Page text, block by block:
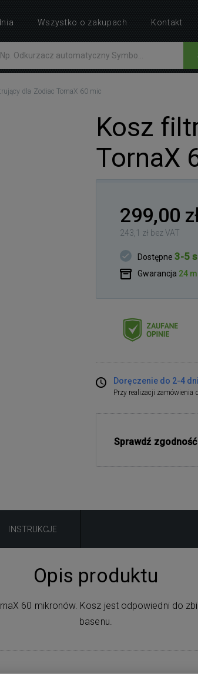
dla Zodiac TornaX 60 mic
Kosz
TornaX
299,00
243,1 zł bez VAT
Dostępne3-5
Gwarancja 24
Doręczenie do 2-4
Przy realizacji zamówienia
Sprawdź zgodność
INSTRUKCJE
Opis produktu
60 mikronów. Kosz jest odpowiedni do
basenu.
Wszystko o zakupach Kontakt